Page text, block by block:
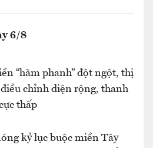
6/8
“hãm phanh” đột ngột, thị
chỉnh diện rộng, thanh
thấp
kỷ lục buộc miền Tây